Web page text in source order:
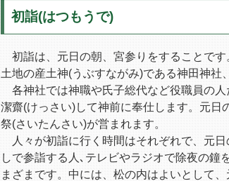
初詣(はつもうで)
初詣は、元日の朝、宮参りをすることです
土地の産土神(うぶすながみ)である神田神社
各神社では神職や氏子総代など役職員の
潔齋(けっさい)して神前に奉仕します。元日
祭(さいたんさい)が営まれます。
人々が初詣に行く時間はそれぞれで、元
しで参詣する人､テレビやラジオで除夜の鐘
まざまです。中には、松の内はよいとして